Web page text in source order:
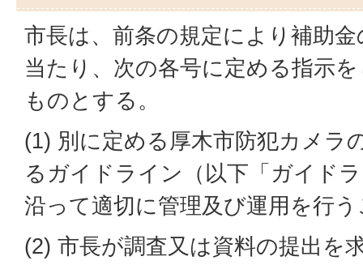
市長は、前条の規定により補助
当たり、次の各号に定める指示
ものとする。
(1) 別に定める厚木市防犯カメラ
るガイドライン（以下「ガイド
沿って適切に管理及び運用を行
(2) 市長が調査又は資料の提出を